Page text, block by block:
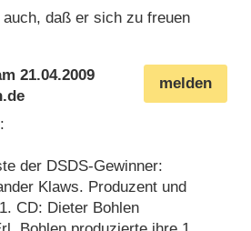
daß er sich zu freuen
melden
21.04.2009
der DSDS-Gewinner:
Klaws. Produzent und
CD: Dieter Bohlen